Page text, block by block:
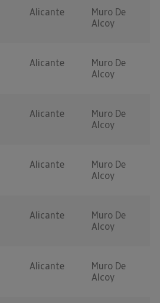
Alicante
Muro De
Alcoy
Alicante
Muro De
Alcoy
Alicante
Muro De
Alcoy
Alicante
Muro De
Alcoy
Alicante
Muro De
Alcoy
Alicante
Muro De
Alcoy